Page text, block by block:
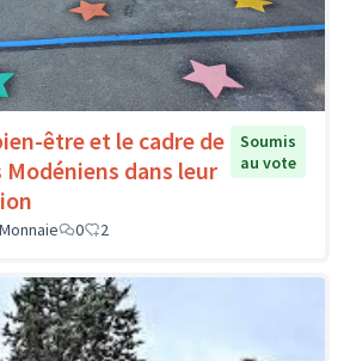
être et le cadre de
dans leur
Soumis
au vote
0 2